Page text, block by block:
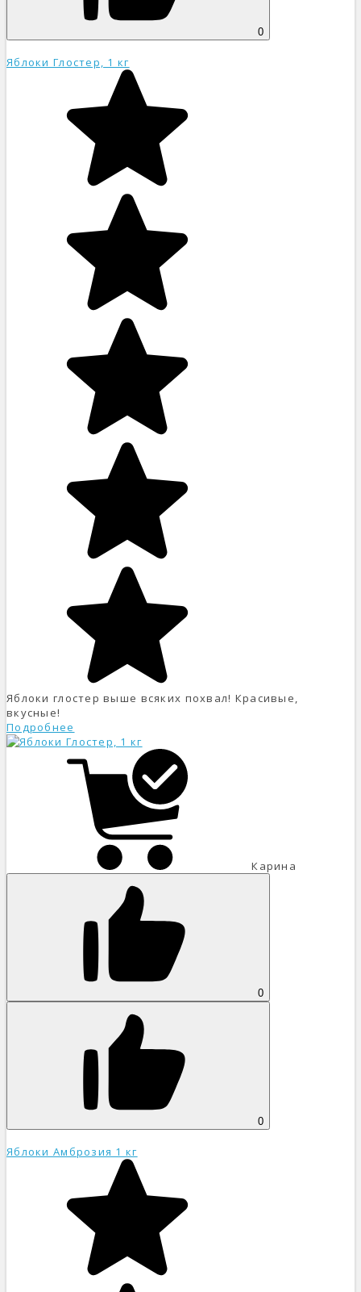
0
Яблоки Глостер, 1 кг
Яблоки глостер выше всяких похвал! Красивые,
вкусные!
Подробнее
Карина
0
0
Яблоки Амброзия 1 кг